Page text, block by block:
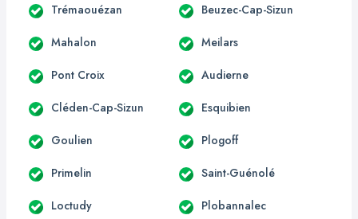
Trémaouézan Beuzec-Cap-Sizun
Mahalon Meilars
Pont Croix Audierne
Cléden-Cap-Sizun Esquibien
Goulien Plogoff
Primelin Saint-Guénolé
Loctudy Plobannalec